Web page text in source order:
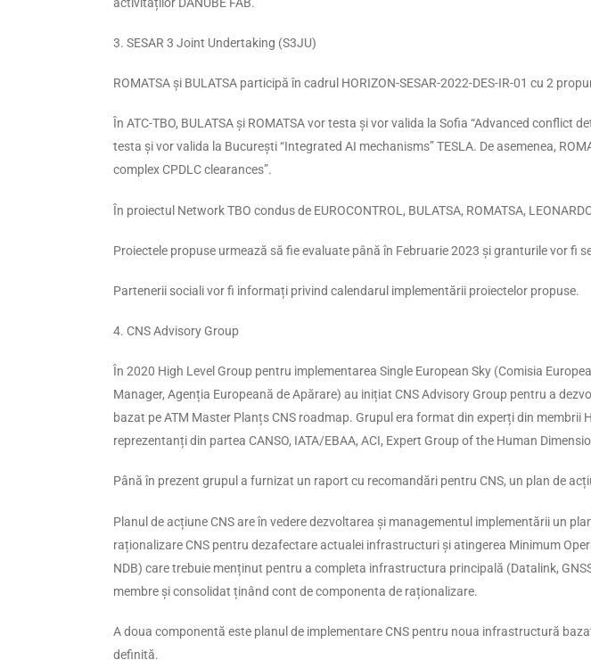
3. SESAR 3 Joint Undertaking (S3JU)
ROMATSA și BULATSA participă în cadrul HORIZON-SESAR-2022-DES-IR-01 cu 2
În ATC-TBO, BULATSA și ROMATSA vor testa și vor valida la Sofia “Advanced
testa și vor valida la București “Integrated AI mechanisms” TESLA. De asemenea,
complex CPDLC clearances”.
În proiectul Network TBO condus de EUROCONTROL, BULATSA, ROMATSA,
Proiectele propuse urmează să fie evaluate până în Februarie 2023 și granturile vor fi
Partenerii sociali vor fi informați privind calendarul implementării proiectelor propuse.
4. CNS Advisory Group
În 2020 High Level Group pentru implementarea Single European Sky (Comisia
Manager, Agenția Europeană de Apărare) au inițiat CNS Advisory Group pentru a
bazat pe ATM Master Planțs CNS roadmap. Grupul era format din experți din membrii
reprezentanți din partea CANSO, IATA/EBAA, ACI, Expert Group of the Human
Până în prezent grupul a furnizat un raport cu recomandări pentru CNS, un plan de
Planul de acțiune CNS are în vedere dezvoltarea și managementul implementării un
raționalizare CNS pentru dezafectare actualei infrastructuri și atingerea Minimum
NDB) care trebuie menținut pentru a completa infrastructura principală (Datalink,
membre și consolidat ținând cont de componenta de raționalizare.
A doua componentă este planul de implementare CNS pentru noua infrastructură
definită.